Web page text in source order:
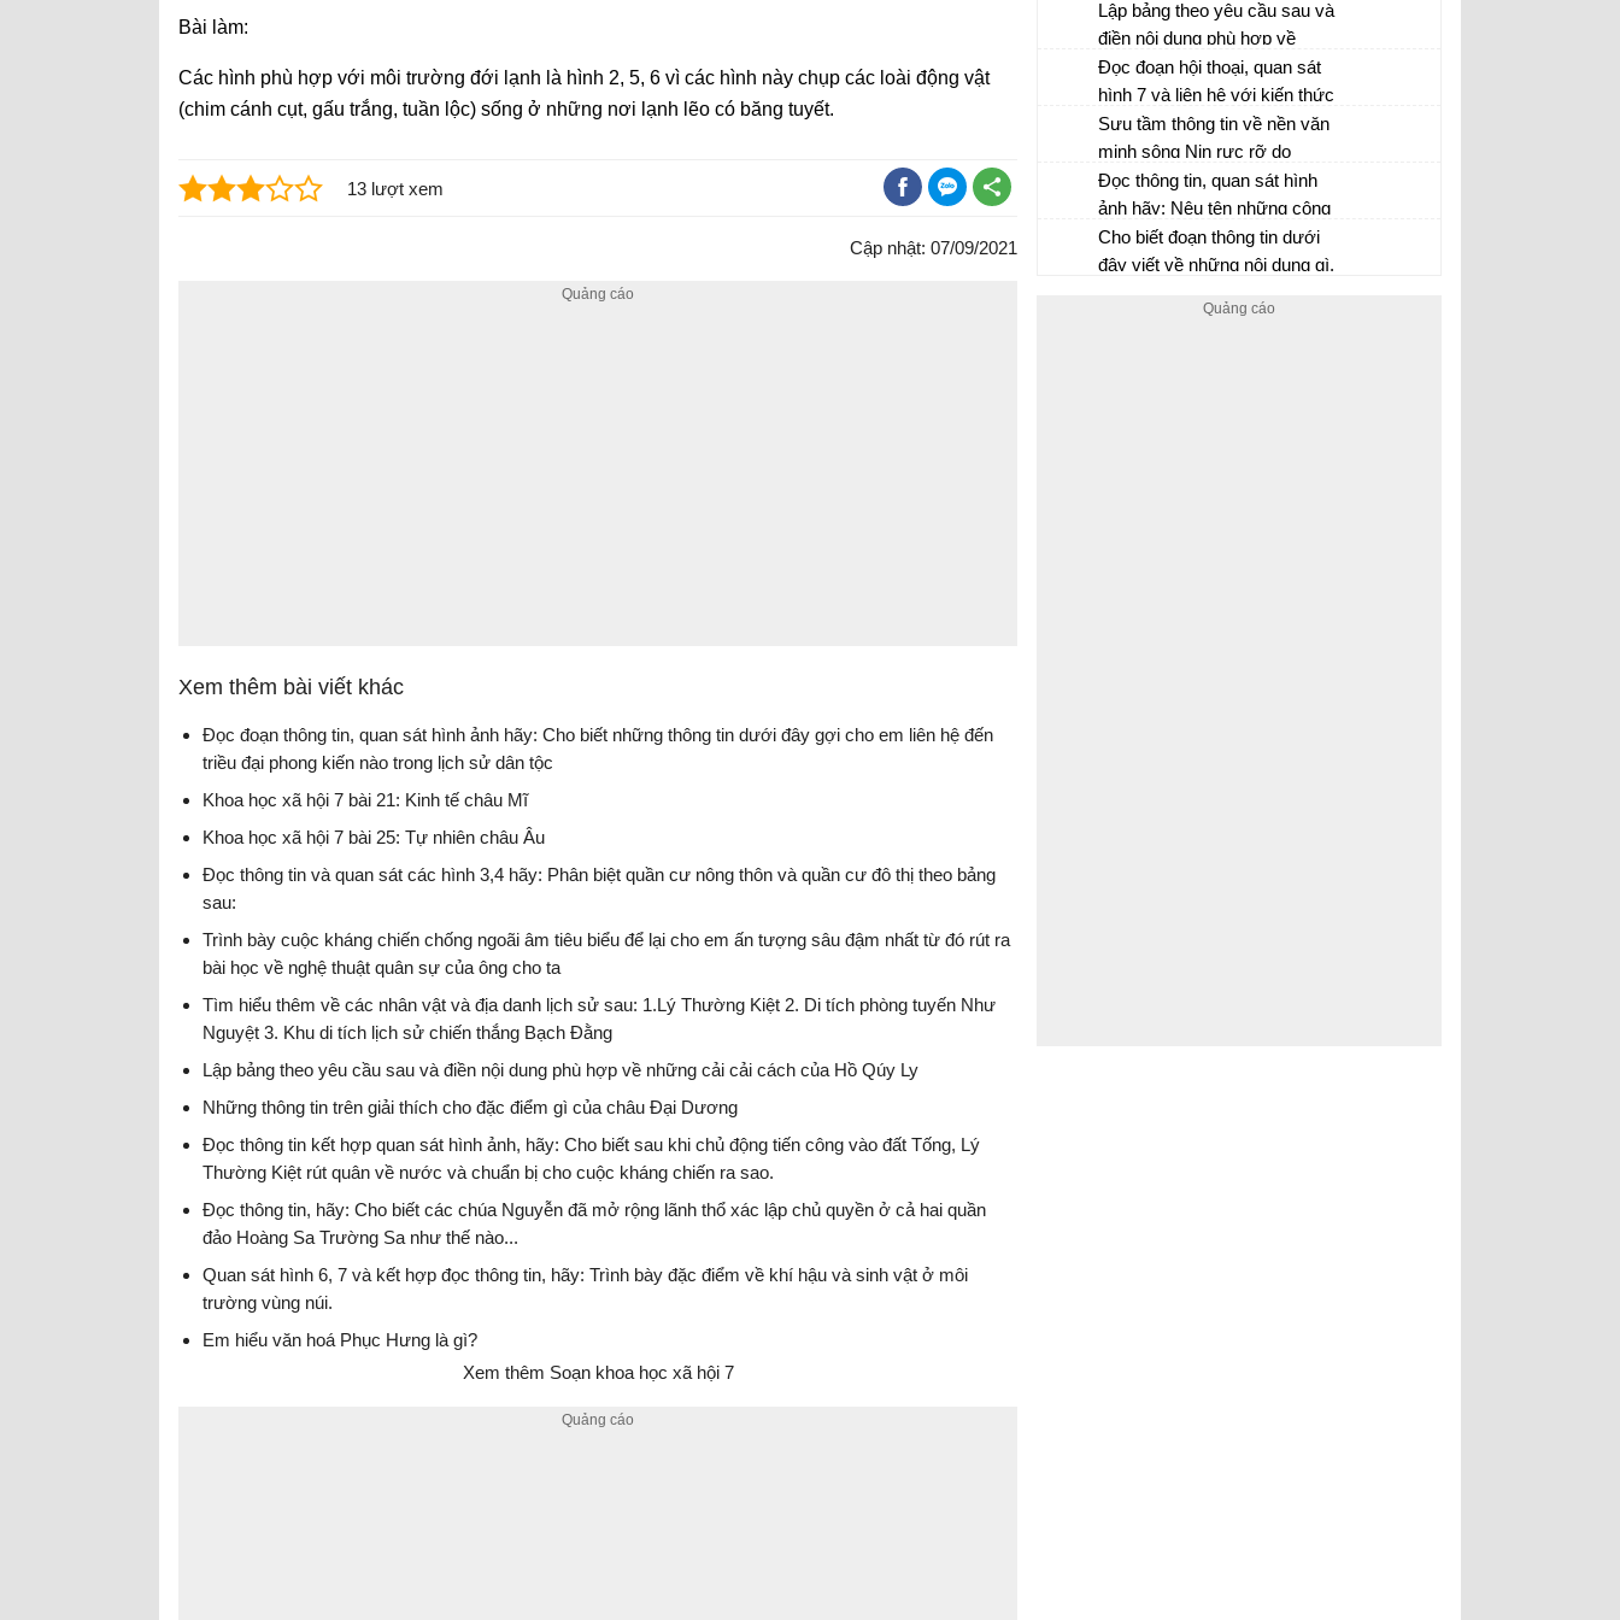
Bài làm:
Các hình phù hợp với môi trường đới lạnh là hình 2, 5, 6 vì các hình này chụp các loài động vật
(chim cánh cụt, gấu trắng, tuần lộc) sống ở những nơi lạnh lẽo có băng tuyết.
13 lượt xem
Cập nhật: 07/09/2021
Xem thêm bài viết khác
Đọc đoạn thông tin, quan sát hình ảnh hãy: Cho biết những thông tin dưới đây gợi cho em liên hệ đến
triều đại phong kiến nào trong lịch sử dân tộc
Khoa học xã hội 7 bài 21: Kinh tế châu Mĩ
Khoa học xã hội 7 bài 25: Tự nhiên châu Âu
Đọc thông tin và quan sát các hình 3,4 hãy: Phân biệt quần cư nông thôn và quần cư đô thị theo bảng
sau:
Trình bày cuộc kháng chiến chống ngoãi âm tiêu biểu để lại cho em ấn tượng sâu đậm nhất từ đó rút ra
bài học về nghệ thuật quân sự của ông cho ta
Tìm hiểu thêm về các nhân vật và địa danh lịch sử sau: 1.Lý Thường Kiệt 2. Di tích phòng tuyến Như
Nguyệt 3. Khu di tích lịch sử chiến thắng Bạch Đằng
Lập bảng theo yêu cầu sau và điền nội dung phù hợp về những cải cải cách của Hồ Qúy Ly
Những thông tin trên giải thích cho đặc điểm gì của châu Đại Dương
Đọc thông tin kết hợp quan sát hình ảnh, hãy: Cho biết sau khi chủ động tiến công vào đất Tống, Lý
Thường Kiệt rút quân về nước và chuẩn bị cho cuộc kháng chiến ra sao.
Đọc thông tin, hãy: Cho biết các chúa Nguyễn đã mở rộng lãnh thổ xác lập chủ quyền ở cả hai quần
đảo Hoàng Sa Trường Sa như thế nào...
Quan sát hình 6, 7 và kết hợp đọc thông tin, hãy: Trình bày đặc điểm về khí hậu và sinh vật ở môi
trường vùng núi.
Em hiểu văn hoá Phục Hưng là gì?
Xem thêm Soạn khoa học xã hội 7
văn hóa tiêu biểu nhất của Ấn
Độ thời phong kiến
Lập bảng theo yêu cầu sau và
điền nội dung phù hợp về
những cải cải cách của Hồ
Qúy Ly
Đọc đoạn hội thoại, quan sát
hình 7 và liên hệ với kiến thức
đã học, hãy Kể tên các mặt
hàng xuất khẩu chủ yếu của
châu Phi....
Sưu tầm thông tin về nền văn
minh sông Nin rực rỡ do
người Ai Cập xây dựng ở thời
Ai Cập cổ đại.
Đọc thông tin, quan sát hình
ảnh hãy: Nêu tên những công
trình xây dựng chủ yếu ở lãnh
địa
Cho biết đoạn thông tin dưới
đây viết về những nội dung gì.
biết của mình về những nội